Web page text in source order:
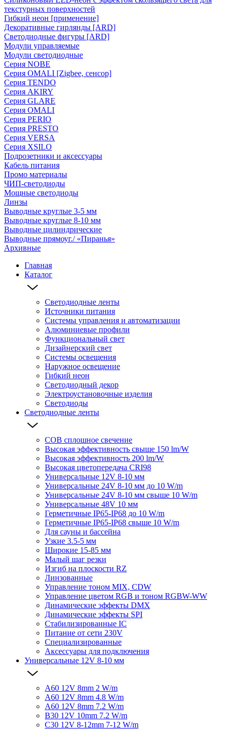
текстурных поверхностей
Гибкий неон [применение]
Декоративные гирлянды [ARD]
Светодиодные фигуры [ARD]
Модули управляемые
Модули светодиодные
Серия NOBE
Серия OMALI [Zigbee, сенсор]
Серия TENDO
Серия AKIRY
Серия GLARE
Серия OMALI
Серия PERIO
Серия PRESTO
Серия VERSA
Серия XSILO
Подрозетники и аксессуары
Кабель питания
Промо материалы
ЧИП-светодиоды
Мощные светодиоды
Линзы
Выводные круглые 3-5 мм
Выводные круглые 8-10 мм
Выводные цилиндрические
Выводные прямоуг./ «Пиранья»
Архивные
Главная
Каталог
Светодиодные ленты
Источники питания
Системы управления и автоматизации
Алюминиевые профили
Функциональный свет
Дизайнерский свет
Системы освещения
Наружное освещение
Гибкий неон
Светодиодный декор
Электроустановочные изделия
Светодиоды
Светодиодные ленты
COB сплошное свечение
Высокая эффективность свыше 150 lm/W
Высокая эффективность 200 lm/W
Высокая цветопередача CRI98
Универсальные 12V 8-10 мм
Универсальные 24V 8-10 мм до 10 W/m
Универсальные 24V 8-10 мм свыше 10 W/m
Универсальные 48V 10 мм
Герметичные IP65-IP68 до 10 W/m
Герметичные IP65-IP68 свыше 10 W/m
Для сауны и бассейна
Узкие 3.5-5 мм
Широкие 15-85 мм
Малый шаг резки
Изгиб на плоскости RZ
Линзованные
Управление тоном MIX, CDW
Управление цветом RGB и тоном RGBW-WW
Динамические эффекты DMX
Динамические эффекты SPI
Стабилизированные IC
Питание от сети 230V
Специализированные
Аксессуары для подключения
Универсальные 12V 8-10 мм
A60 12V 8mm 2 W/m
A60 12V 8mm 4.8 W/m
A60 12V 8mm 7.2 W/m
B30 12V 10mm 7.2 W/m
C30 12V 8-12mm 7-12 W/m